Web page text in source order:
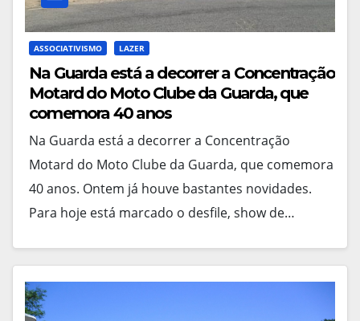
ASSOCIATIVISMO LAZER
Na Guarda está a decorrer a Concentração
Motard do Moto Clube da Guarda, que
comemora 40 anos
Na Guarda está a decorrer a Concentração
Motard do Moto Clube da Guarda, que comemora
40 anos. Ontem já houve bastantes novidades.
Para hoje está marcado o desfile, show de…